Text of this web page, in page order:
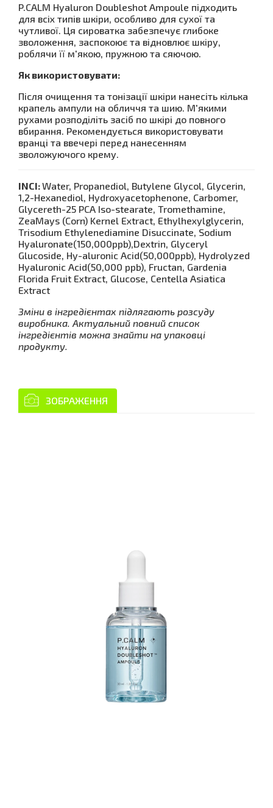
P.CALM Hyaluron Doubleshot Ampoule підходить
для всіх типів шкіри, особливо для сухої та
чутливої. Ця сироватка забезпечує глибоке
зволоження, заспокоює та відновлює шкіру,
роблячи її м'якою, пружною та сяючою.
Як використовувати:
Після очищення та тонізації шкіри нанесіть кілька
крапель ампули на обличчя та шию. М'якими
рухами розподіліть засіб по шкірі до повного
вбирання. Рекомендується використовувати
вранці та ввечері перед нанесенням
зволожуючого крему.
INCI:Water, Propanediol, Butylene Glycol, Glycerin,
1,2-Hexanediol, Hydroxyacetophenone, Carbomer,
Glycereth-25 PCA Iso-stearate, Tromethamine,
ZeaMays (Corn) Kernel Extract, Ethylhexylglycerin,
Trisodium Ethylenediamine Disuccinate, Sodium
Hyaluronate(150,000ppb),Dextrin, Glyceryl
Glucoside, Hy-aluronic Acid(50,000ppb), Hydrolyzed
Hyaluronic Acid(50,000 ppb), Fructan, Gardenia
Florida Fruit Extract, Glucose, Centella Asiatica
Extract
Зміни в інгредієнтах підлягають розсуду
виробника. Актуальний повний список
інгредієнтів можна знайти на упаковці
продукту.
ЗОБРАЖЕННЯ